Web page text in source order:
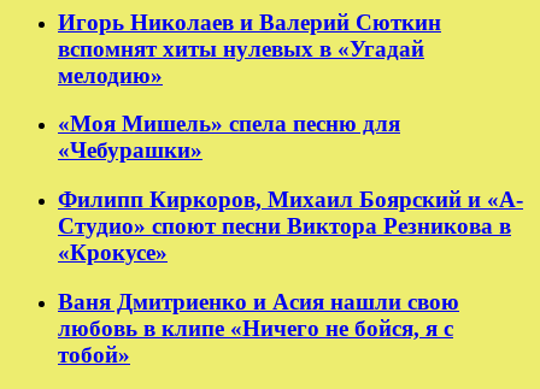
Игорь Николаев и Валерий Сюткин
вспомнят хиты нулевых в «Угадай
мелодию»
«Моя Мишель» спела песню для
«Чебурашки»
Филипп Киркоров, Михаил Боярский и «А-
Студио» споют песни Виктора Резникова в
«Крокусе»
Ваня Дмитриенко и Асия нашли свою
любовь в клипе «Ничего не бойся, я с
тобой»